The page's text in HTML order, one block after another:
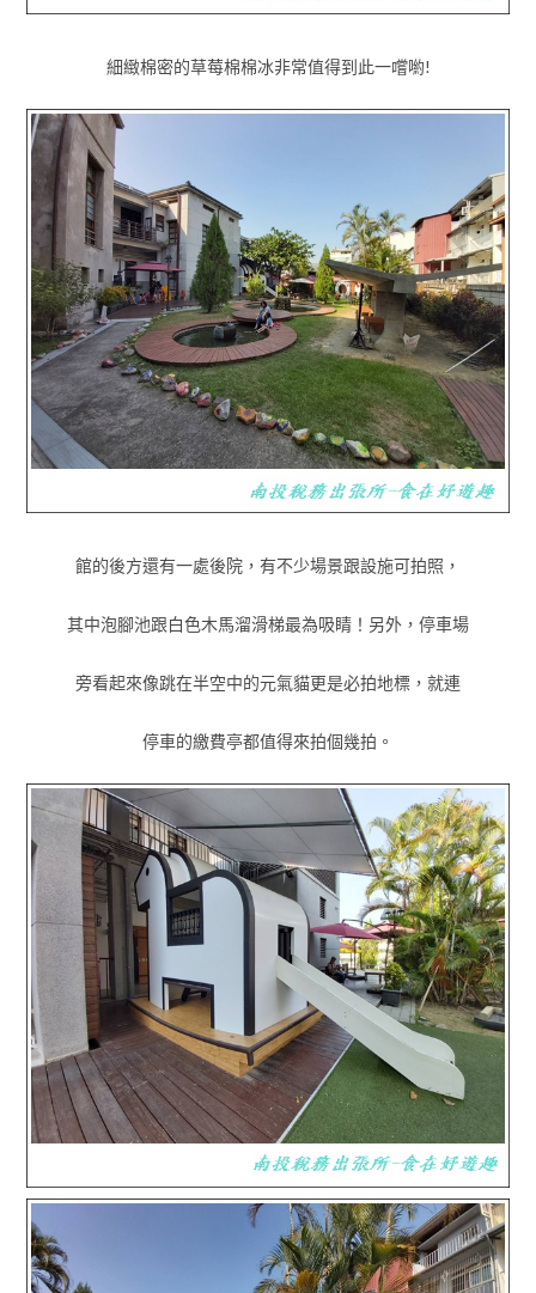
細緻棉密的草莓棉棉冰非常值得到此一嚐喲!
館的後方還有一處後院，有不少場景跟設施可拍照，
其中泡腳池跟白色木馬溜滑梯最為吸睛！另外，停車場
旁看起來像跳在半空中的元氣貓更是必拍地標，就連
停車的繳費亭都值得來拍個幾拍。